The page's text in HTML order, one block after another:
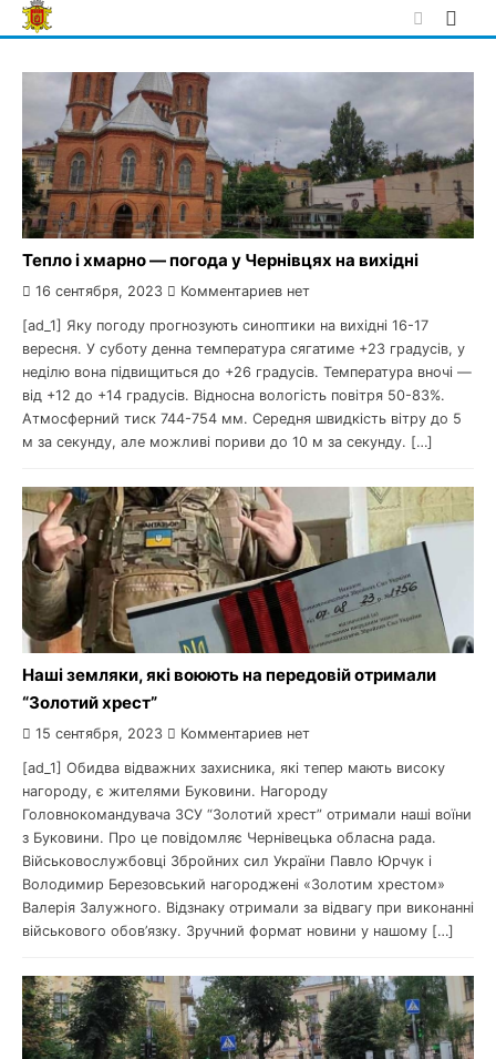
Skip
to
Тепло і хмарно — погода у Чернівцях на вихідні
16 сентября, 2023 Комментариев нет
[ad_1] Яку погоду прогнозують синоптики на вихідні 16-17
вересня. У суботу денна температура сягатиме +23 градусів, у
неділю вона підвищиться до +26 градусів. Температура вночі —
від +12 до +14 градусів. Відносна вологість повітря 50-83%.
Атмосферний тиск 744-754 мм. Середня швидкість вітру до 5
м за секунду, але можливі пориви до 10 м за секунду. […]
Наші земляки, які воюють на передовій отримали
“Золотий хрест”
15 сентября, 2023 Комментариев нет
[ad_1] Обидва відважних захисника, які тепер мають високу
нагороду, є жителями Буковини. Нагороду
Головнокомандувача ЗСУ “Золотий хрест” отримали наші воїни
з Буковини. Про це повідомляє Чернівецька обласна рада.
Військовослужбовці Збройних сил України Павло Юрчук і
Володимир Березовський нагороджені «Золотим хрестом»
Валерія Залужного. Відзнаку отримали за відвагу при виконанні
військового обов’язку. Зручний формат новини у нашому […]